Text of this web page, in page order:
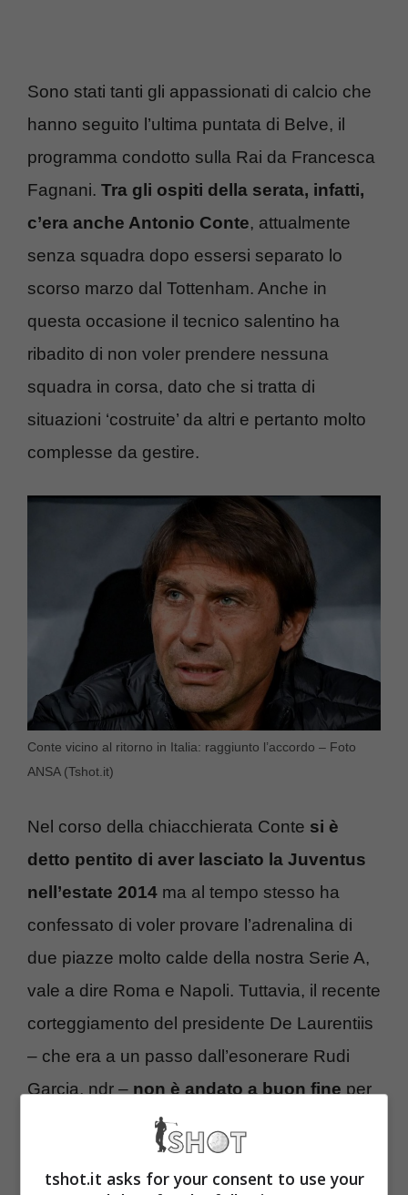
Sono stati tanti gli appassionati di calcio che
hanno seguito l’ultima puntata di Belve, il
programma condotto sulla Rai da Francesca
Fagnani. Tra gli ospiti della serata, infatti,
c’era anche Antonio Conte, attualmente
senza squadra dopo essersi separato lo
scorso marzo dal Tottenham. Anche in
questa occasione il tecnico salentino ha
ribadito di non voler prendere nessuna
squadra in corsa, dato che si tratta di
situazioni ‘costruite’ da altri e pertanto molto
complesse da gestire.
Conte vicino al ritorno in Italia: raggiunto l’accordo – Foto
ANSA (Tshot.it)
Nel corso della chiacchierata Conte si è
detto pentito di aver lasciato la Juventus
nell’estate 2014 ma al tempo stesso ha
confessato di voler provare l’adrenalina di
due piazze molto calde della nostra Serie A,
vale a dire Roma e Napoli. Tuttavia, il recente
corteggiamento del presidente De Laurentiis
– che era a un passo dall’esonerare Rudi
Garcia, ndr – non è andato a buon fine per
la volontà di Conte di dedicarsi, almeno per
ora, alla sua famiglia.
tshot.it asks for your consent to use your